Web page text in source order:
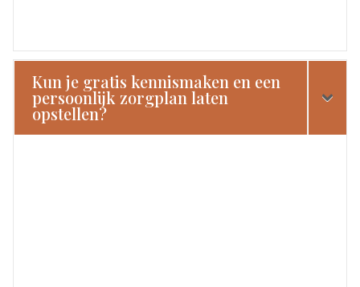
Kun je gratis kennismaken en een
persoonlijk zorgplan laten
opstellen?